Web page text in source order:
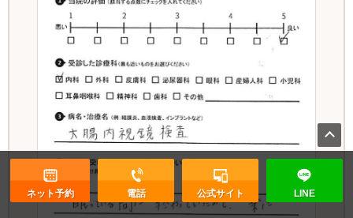
ネット予約 電話 公式サイト LINE